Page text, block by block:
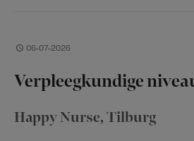
06-07-2026
Verpleegkundige
Happy Nurse, Tilburg